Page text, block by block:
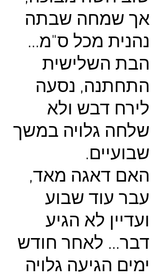
אך שמחה שבתה
נהנית מכל ס"מ...
הבת השלישית
התחתנה, נסעה
לירח דבש ולא
שלחה גלויה במשך
שבועיים.
האם דאגה מאד,
עבר עוד שבוע
ועדיין לא הגיע
דבר... לאחר חודש
ימים הגיעה גלויה